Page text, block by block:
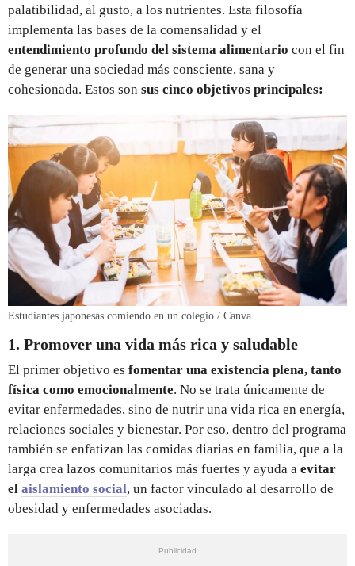
palatibilidad, al gusto, a los nutrientes. Esta filosofía
implementa las bases de la comensalidad y el
entendimiento profundo del sistema alimentario con el fin
de generar una sociedad más consciente, sana y
cohesionada. Estos son sus cinco objetivos principales:
Estudiantes japonesas comiendo en un colegio / Canva
1. Promover una vida más rica y saludable
El primer objetivo es fomentar una existencia plena, tanto
física como emocionalmente. No se trata únicamente de
evitar enfermedades, sino de nutrir una vida rica en energía,
relaciones sociales y bienestar. Por eso, dentro del programa
también se enfatizan las comidas diarias en familia, que a la
larga crea lazos comunitarios más fuertes y ayuda a evitar
el aislamiento social, un factor vinculado al desarrollo de
obesidad y enfermedades asociadas.